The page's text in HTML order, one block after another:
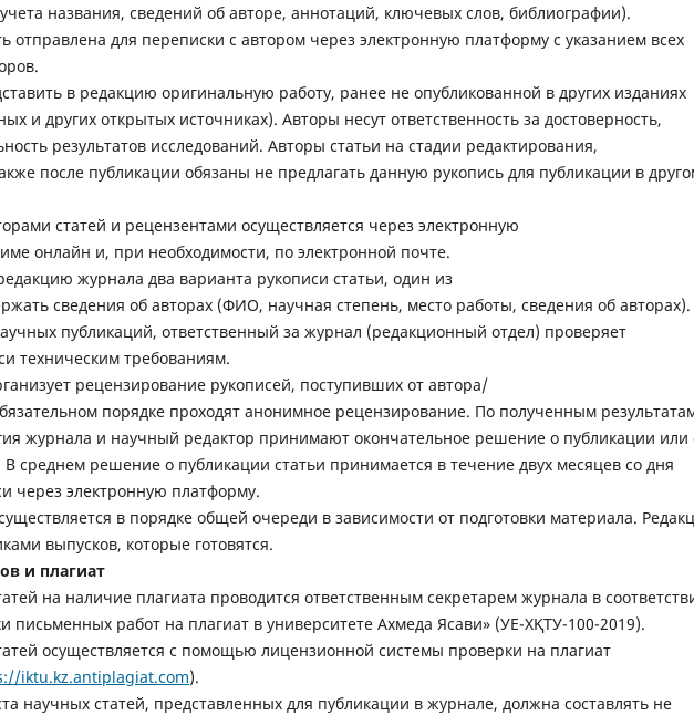
названия, сведений об авторе, аннотаций, ключевых слов, библиографии).
отправлена для переписки с автором через электронную платформу с указанием всех
в редакцию оригинальную работу, ранее не опубликованной в других изданиях
и других открытых источниках). Авторы несут ответственность за достоверность,
результатов исследований. Авторы статьи на стадии редактирования,
после публикации обязаны не предлагать данную рукопись для публикации в
статей и рецензентами осуществляется через электронную
онлайн и, при необходимости, по электронной почте.
журнала два варианта рукописи статьи, один из
сведения об авторах (ФИО, научная степень, место работы, сведения об авторах).
публикаций, ответственный за журнал (редакционный отдел) проверяет
техническим требованиям.
рецензирование рукописей, поступивших от автора/
порядке проходят анонимное рецензирование. По полученным
журнала и научный редактор принимают окончательное решение о публикации или
В среднем решение о публикации статьи принимается в течение двух месяцев со дня
через электронную платформу.
в порядке общей очереди в зависимости от подготовки материала.
выпусков, которые готовятся.
и плагиат
на наличие плагиата проводится ответственным секретарем журнала в
письменных работ на плагиат в университете Ахмеда Ясави» (УЕ-ХҚТУ-100-2019).
осуществляется с помощью лицензионной системы проверки на плагиат
iktu.kz.antiplagiat.com).
научных статей, представленных для публикации в журнале, должна составлять не